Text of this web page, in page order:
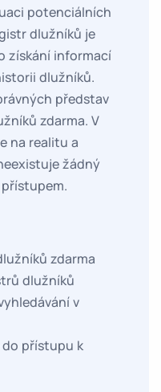
potenciálních
dlužníků je
získání informací
dlužníků.
představ
zdarma. V
na realitu a
žádný
zdarma
dlužníků
v
přístupu k